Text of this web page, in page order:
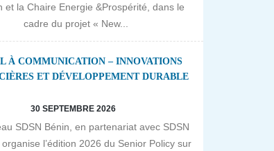
et la Chaire Energie &Prospérité, dans le
cadre du projet « New...
À COMMUNICATION – INNOVATIONS
ET DÉVELOPPEMENT DURABLE
30 SEPTEMBRE 2026
SDSN Bénin, en partenariat avec SDSN
l’édition 2026 du Senior Policy sur